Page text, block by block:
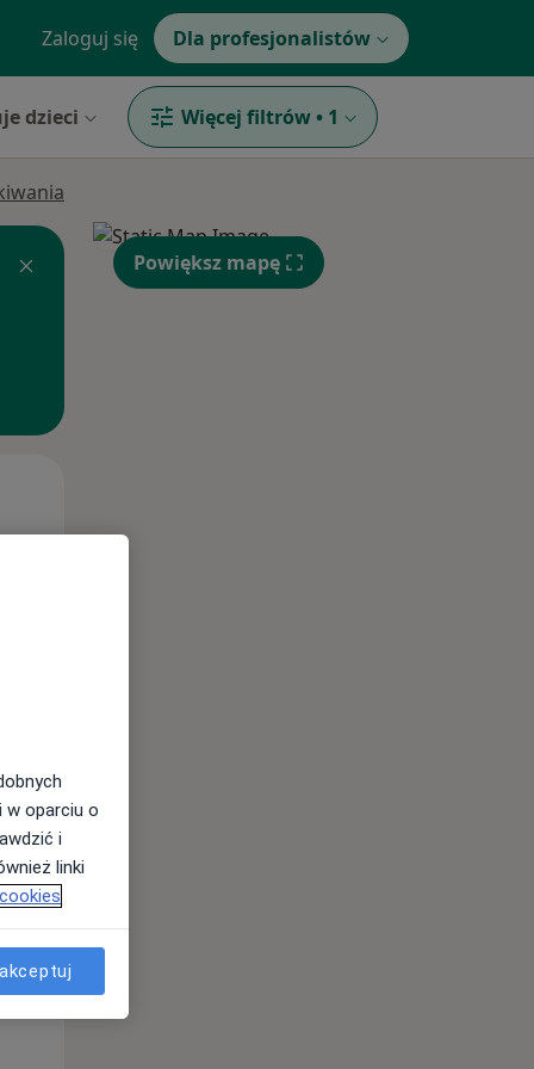
Zaloguj się Dla profesjonalistów
dzieci Więcej filtrów • 1
Wt,
Powiększ mapę
w oparciu o
i
linki